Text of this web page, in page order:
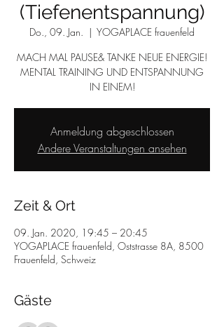
(Tiefenentspannung)
Do., 09. Jan.
  |
YOGAPLACE frauenfeld
MACH MAL PAUSE& TANKE NEUE ENERGIE!
MENTAL TRAINING UND ENTSPANNUNG
IN EINEM!
Anmeldung abgeschlossen
Andere Veranstaltungen ansehen
Zeit & Ort
09. Jan. 2020, 19:45 – 20:45
YOGAPLACE frauenfeld, Oststrasse 8A, 8500
Frauenfeld, Schweiz
Gäste